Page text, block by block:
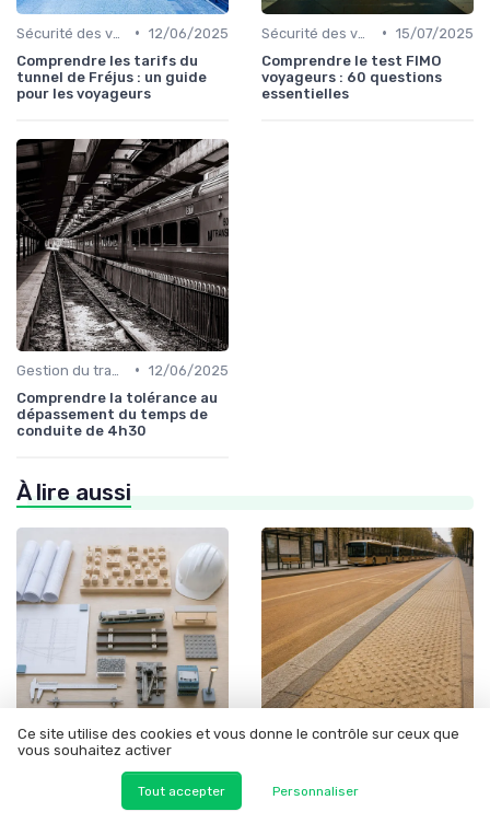
• 12/06/2025
Comprendre les tarifs du
tunnel de Fréjus : un guide
pour les voyageurs
• 15/07/2025
Comprendre le test FIMO
voyageurs : 60 questions
essentielles
• 12/06/2025
Comprendre la tolérance au
dépassement du temps de
conduite de 4h30
À lire aussi
Infrastructure durable • 22/06/2026
RER métropolitains : les 45
milliards d'euros d'un pari sur
Bus en Île-de-France : les
Ce site utilise des cookies et vous donne le contrôle sur ceux que
vous souhaitez activer
Tout accepter Personnaliser